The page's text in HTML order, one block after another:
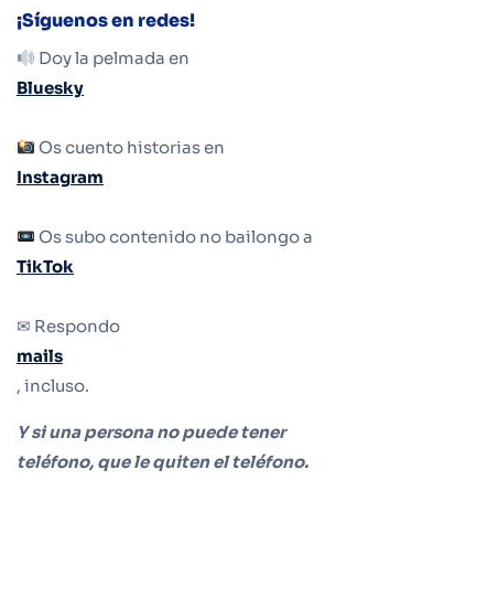
¡Síguenos en redes!
Doy la pelmada en
Bluesky
Os cuento historias en
Instagram
Os subo contenido no bailongo a
TikTok
✉ Respondo
mails
, incluso.
Y si una persona no puede tener
teléfono, que le quiten el teléfono.